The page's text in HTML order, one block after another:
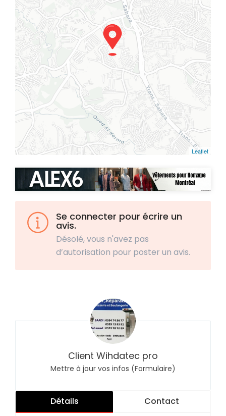
Leaflet
Se connecter pour écrire un
avis.
Désolé, vous n'avez pas
d’autorisation pour poster un avis.
Client Wihdatec pro
Mettre à jour vos infos (Formulaire)
Détails Contact